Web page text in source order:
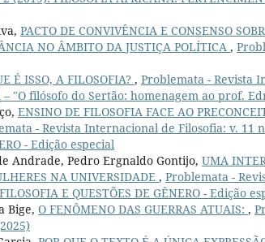
PACTO DE CONVIVÊNCIA E CONSENSO
NO ÂMBITO DA JUSTIÇA POLÍTICA ,
É ISSO, A FILOSOFIA? , Problemata - Revista
– "O filósofo do Sertão: homenagem ao prof.
ENSINO DE FILOSOFIA FACE AO
- Revista Internacional de Filosofia: v. 11
- Edição especial
Andrade, Pedro Ergnaldo Gontijo, UMA
NA UNIVERSIDADE , Problemata -
E QUESTÕES DE GÊNERO - Edição
Bige, O FENÔMENO DAS GUERRAS ATUAIS: ,